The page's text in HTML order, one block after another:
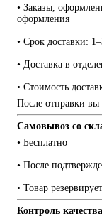
• Заказы,
оформления
• Срок доставки:
• Доставка в
• Стоимость
После отправки
Самовывоз со
• Бесплатно
• После
• Товар
Контроль